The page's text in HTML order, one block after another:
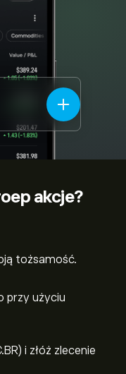
akcje?
tożsamość.
przy użyciu
i złóż zlecenie